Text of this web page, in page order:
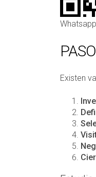
Whatsapp
Existen